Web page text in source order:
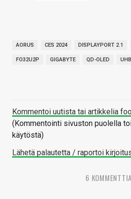
AORUS CES 2024 DISPLAYPORT 2.1
FO32U2P GIGABYTE QD-OLED
Kommentoi uutista tai artikkelia
(Kommentointi sivuston puolella
käytöstä)
Lähetä palautetta / raportoi
6 KOMMENTTIA